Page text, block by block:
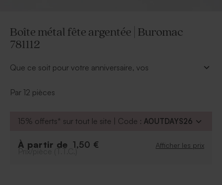
Boîte métal fête argentée | Buromac
781112
Que ce soit pour votre anniversaire, vos
retraite offrez un souvenir à vos proches. La fête doit
quelques friandises. Personnalisez la avec votre
ronds ou rectangles. Une petite attention qui devrait
Par 12 pièces
15% offerts* sur tout le site | Code : AOUTDAYS26
À partir de 1,50 € Afficher les prix
Prix/pièce (T.T.C.)